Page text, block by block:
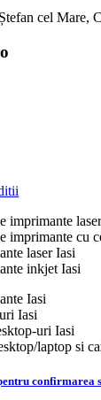
cel Mare,
imprimante
imprimante cu
laser Iasi
inkjet Iasi
Iasi
Iasi
uri Iasi
laptop si
confirmarea